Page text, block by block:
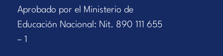
Aprobado por el Ministerio de
Educación Nacional: Nit. 890 111 655
– 1